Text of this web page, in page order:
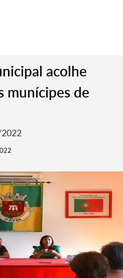
acolhe
munícipes de